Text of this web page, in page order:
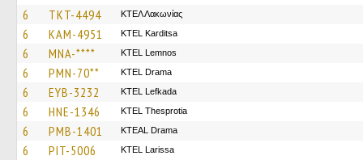
6 TKT-4494 ΚΤΕΛ Λακωνίας
6 KAM-4951 ΚΤΕL Karditsa
6 MNA-**** KTEL Lemnos
6 PMN-70** KTEL Drama
6 EYB-3232 KTEL Lefkada
6 HNE-1346 KTEL Thesprotia
6 PMB-1401 KTEAL Drama
6 PIT-5006 KTEL Larissa